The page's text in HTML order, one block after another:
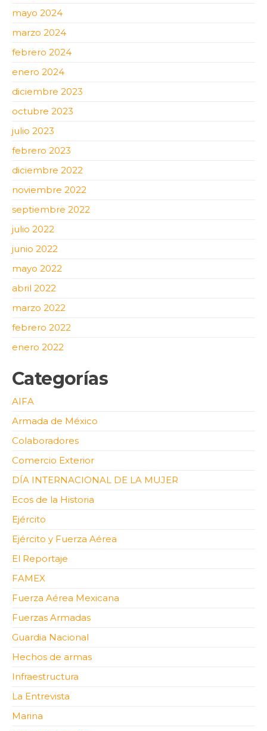
mayo 2024
marzo 2024
febrero 2024
enero 2024
diciembre 2023
octubre 2023
julio 2023
febrero 2023
diciembre 2022
noviembre 2022
septiembre 2022
julio 2022
junio 2022
mayo 2022
abril 2022
marzo 2022
febrero 2022
enero 2022
Categorías
AIFA
Armada de México
Colaboradores
Comercio Exterior
DÍA INTERNACIONAL DE LA MUJER
Ecos de la Historia
Ejército
Ejército y Fuerza Aérea
El Reportaje
FAMEX
Fuerza Aérea Mexicana
Fuerzas Armadas
Guardia Nacional
Hechos de armas
Infraestructura
La Entrevista
Marina